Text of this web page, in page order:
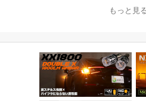
級の明るさ 高拡
性 静音ファン搭
もっと見